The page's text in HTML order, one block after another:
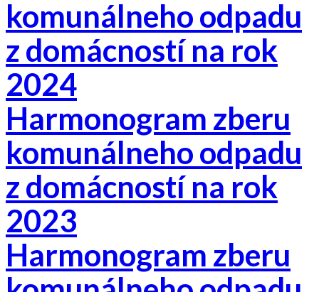
komunálneho odpadu
z domácností na rok
2024
Harmonogram zberu
komunálneho odpadu
z domácností na rok
2023
Harmonogram zberu